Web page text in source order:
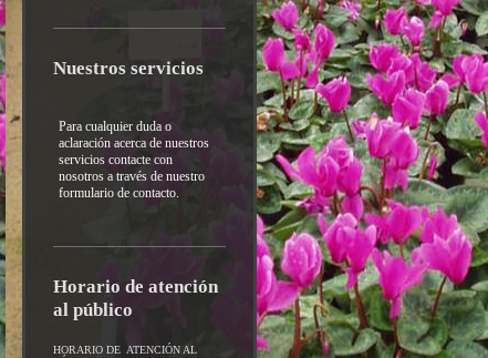
Nuestros servicios
Para cualquier duda o
aclaración acerca de nuestros
servicios contacte con
nosotros a través de nuestro
formulario de contacto.
Horario de atención
al público
HORARIO DE ATENCIÓN AL